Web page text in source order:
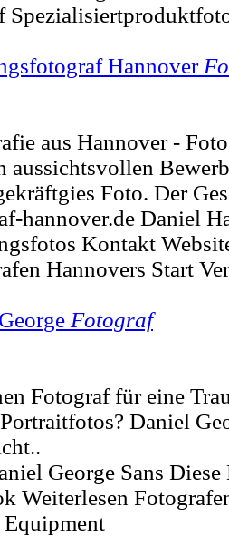
Hannover
aus Hannover -
aussichtsvollen
Foto. Der
hannover.de Daniel
Kontakt
Hannovers Start
Fotograf
Fotograf für eine
Daniel
George Sans
Weiterlesen